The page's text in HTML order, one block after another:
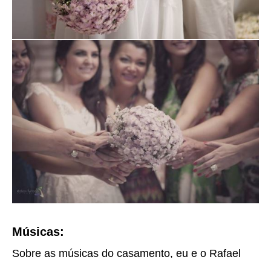
Músicas:
Sobre as músicas do casamento, eu e o Rafael